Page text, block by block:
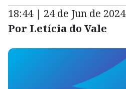
18:44 | 24 de Jun de 2024
Por Letícia do Vale